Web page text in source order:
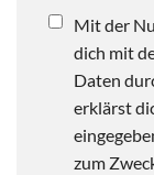
Mit der
dich mit
Daten
erklärst
zum